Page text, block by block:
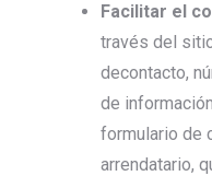
Facilitar el
través del
decontacto,
de
formulario de
arrendatario,